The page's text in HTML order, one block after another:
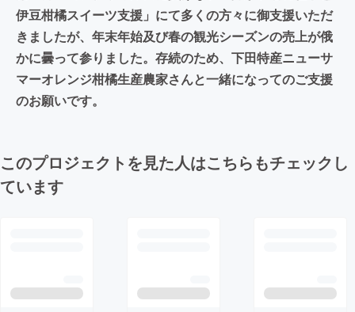
伊豆柑橘スイーツ支援」にて多くの方々に御支援いただ
きましたが、年末年始及び春の観光シーズンの売上が俄
かに曇って参りました。存続のため、下田特産ニューサ
マーオレンジ柑橘生産農家さんと一緒になってのご支援
のお願いです。
このプロジェクトを見た人はこちらもチェックし
ています